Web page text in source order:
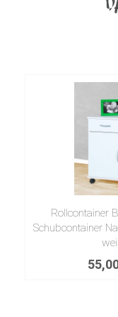
Rollcontainer
Schubcontainer